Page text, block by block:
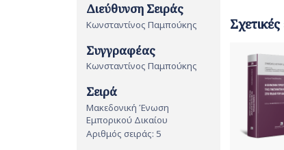
Διεύθυνση Σειράς
Κωνσταντίνος Παμπούκης
Συγγραφέας
Κωνσταντίνος Παμπούκης
Σειρά
Μακεδονική Ένωση
Εμπορικού Δικαίου
Αριθμός σειράς: 5